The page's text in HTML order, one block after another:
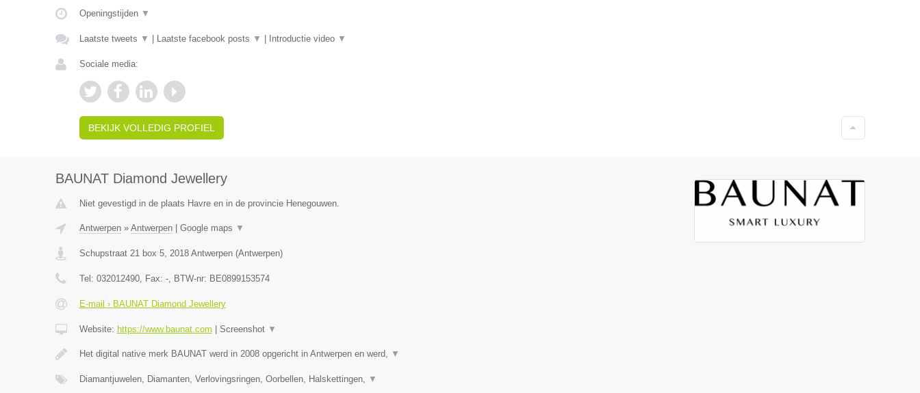
Openingstijden ▼
Laatste tweets ▼ Laatste facebook posts ▼ Introductie video ▼
Sociale media:
BEKIJK VOLLEDIG PROFIEL
BAUNAT Diamond Jewellery
Niet gevestigd in de plaats Havre en in de provincie Henegouwen.
Antwerpen» Antwerpen| Google maps ▼
Schupstraat 21 box 5, 2018 Antwerpen(Antwerpen)
Tel: 032012490, Fax: -, BTW-nr: BE0899153574
E-mail › BAUNAT Diamond Jewellery
Website: https://www.baunat.com Screenshot ▼
Het digital native merk BAUNAT werd in 2008 opgericht in Antwerpen en werd, ▼
Diamantjuwelen, Diamanten, Verlovingsringen, Oorbellen, Halskettingen, ▼